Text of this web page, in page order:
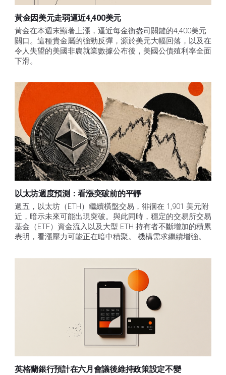
黃金因美元走弱逼近4,400美元
黃金在本週末顯著上漲，逼近每金衡盎司關鍵的4,400美元
關口。這種貴金屬的強勁反彈，源於美元大幅回落，以及在
令人失望的美國非農就業數據公布後，美國公債殖利率全面
下滑。
以太坊週度預測：看漲突破前的平靜
週五，以太坊（ETH）繼續橫盤交易，徘徊在 1,901 美元附
近，暗示未來可能出現突破。與此同時，穩定的交易所交易
基金（ETF）資金流入以及大型 ETH 持有者不斷增加的積累
表明，看漲壓力可能正在暗中積聚。 機構需求繼續增強。
英格蘭銀行預計在六月會議後維持政策設定不變